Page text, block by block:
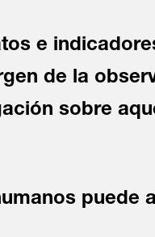
e
de la
sobre
puede